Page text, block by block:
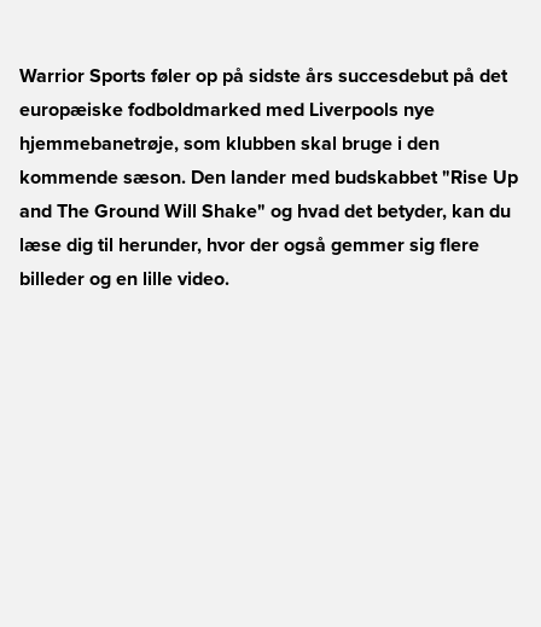
Warrior Sports føler op på sidste års succesdebut på det
europæiske fodboldmarked med Liverpools nye
hjemmebanetrøje, som klubben skal bruge i den
kommende sæson. Den lander med budskabbet "Rise Up
and The Ground Will Shake" og hvad det betyder, kan du
læse dig til herunder, hvor der også gemmer sig flere
billeder og en lille video.